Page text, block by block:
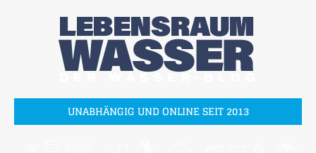
UNABHÄNGIG UND ONLINE SEIT 2013